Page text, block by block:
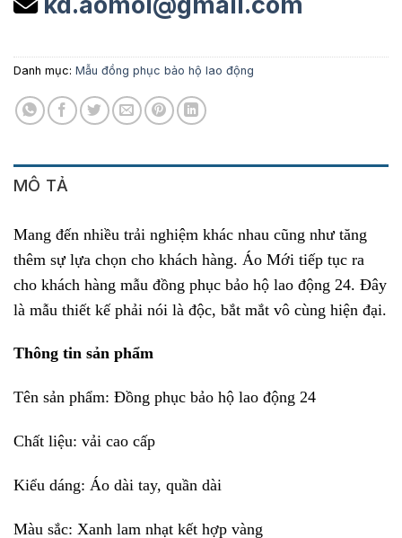
Danh mục: Mẫu đồng phục bảo hộ lao động
MÔ TẢ
Mang đến nhiều trải nghiệm khác nhau cũng như tăng
thêm sự lựa chọn cho khách hàng. Áo Mới tiếp tục ra
cho khách hàng mẫu đồng phục bảo hộ lao động 24. Đây
là mẫu thiết kế phải nói là độc, bắt mắt vô cùng hiện đại.
Thông tin sản phẩm
Tên sản phẩm: Đồng phục bảo hộ lao động 24
Chất liệu: vải cao cấp
Kiểu dáng: Áo dài tay, quần dài
Màu sắc: Xanh lam nhạt kết hợp vàng